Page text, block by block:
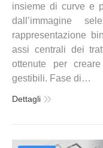
insieme di curve e
dall’immagine
rappresentazione
assi centrali dei
ottenute per
gestibili. Fase di…
Dettagli